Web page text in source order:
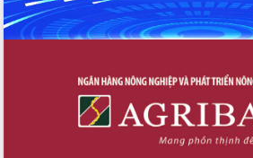
Lãnh đạo tỉnh dâng hương tưởng niệm
tại Đập Đồng Cam đầu Xuân Bính Ngọ
UBND tỉnh Đắk Lắk triển khai công tác
quốc phòng, quân sự địa phương năm
Đắk Lắk tập trung toàn lực khắc phục